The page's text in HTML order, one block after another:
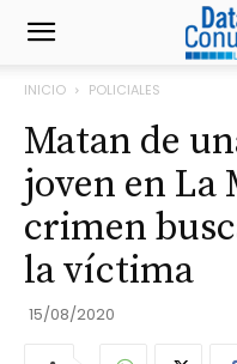
INICIO POLICIALES
Matan de
joven en La
crimen
la víctima
15/08/2020